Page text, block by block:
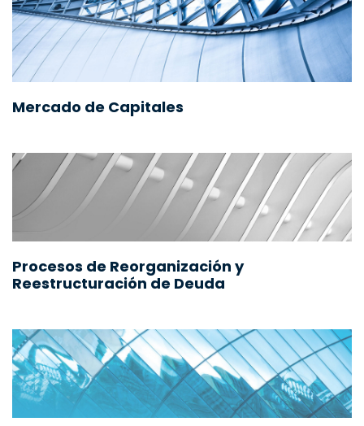
Mercado de Capitales
Procesos de Reorganización y
Reestructuración de Deuda